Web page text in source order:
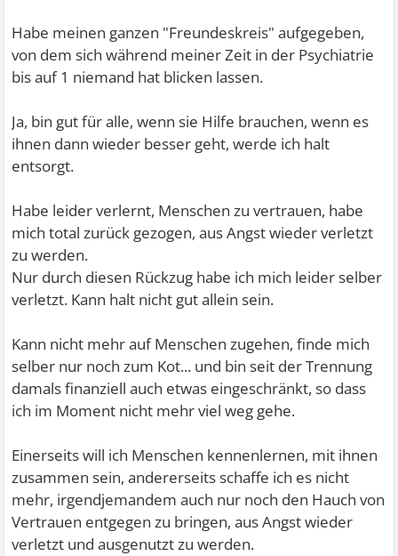
Habe meinen ganzen "Freundeskreis" aufgegeben,
von dem sich während meiner Zeit in der Psychiatrie
bis auf 1 niemand hat blicken lassen.
Ja, bin gut für alle, wenn sie Hilfe brauchen, wenn es
ihnen dann wieder besser geht, werde ich halt
entsorgt.
Habe leider verlernt, Menschen zu vertrauen, habe
mich total zurück gezogen, aus Angst wieder verletzt
zu werden.
Nur durch diesen Rückzug habe ich mich leider selber
verletzt. Kann halt nicht gut allein sein.
Kann nicht mehr auf Menschen zugehen, finde mich
selber nur noch zum Kot... und bin seit der Trennung
damals finanziell auch etwas eingeschränkt, so dass
ich im Moment nicht mehr viel weg gehe.
Einerseits will ich Menschen kennenlernen, mit ihnen
zusammen sein, andererseits schaffe ich es nicht
mehr, irgendjemandem auch nur noch den Hauch von
Vertrauen entgegen zu bringen, aus Angst wieder
verletzt und ausgenutzt zu werden.